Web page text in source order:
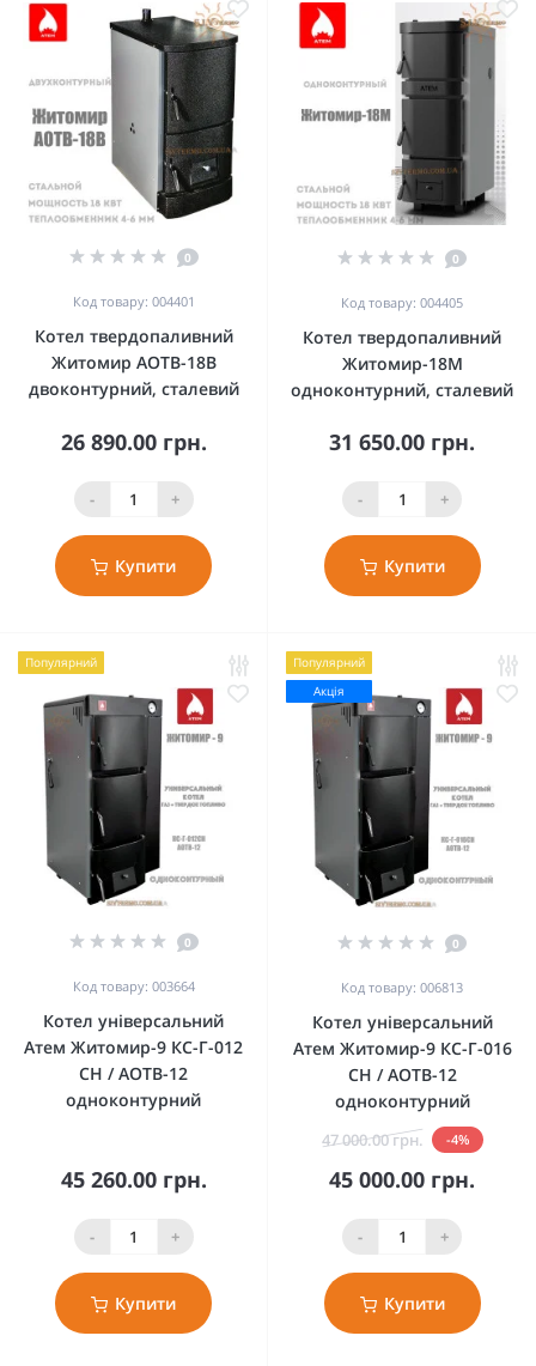
0
Код товару: 004401
Котел твердопаливний
Житомир АОТВ-18В
двоконтурний, сталевий
26 890.00 грн.
- +
Купити
0
Код товару: 004405
Котел твердопаливний
Житомир-18М
одноконтурний, сталевий
31 650.00 грн.
- +
Купити
Популярний
0
Код товару: 003664
Котел універсальний
Атем Житомир-9 КС-Г-012
СН / АОТВ-12
одноконтурний
45 260.00 грн.
- +
Купити
Популярний
Акція
0
Код товару: 006813
Котел універсальний
Атем Житомир-9 КС-Г-016
СН / АОТВ-12
одноконтурний
47 000.00 грн. -4%
45 000.00 грн.
- +
Купити